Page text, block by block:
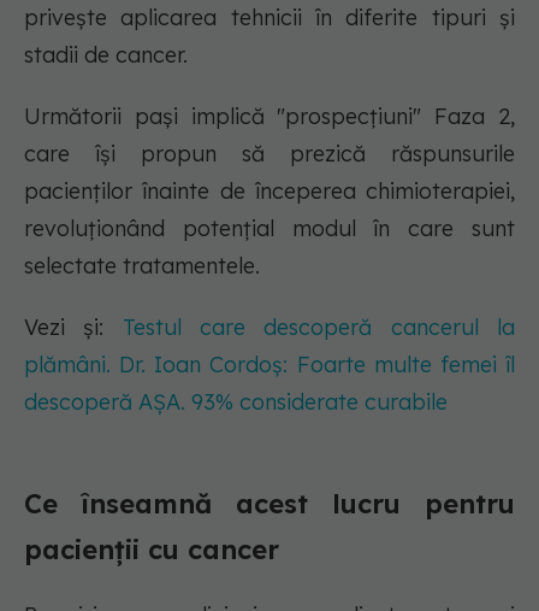
privește aplicarea tehnicii în diferite tipuri și
stadii de cancer.
Următorii pași implică "prospecțiuni" Faza 2,
care își propun să prezică răspunsurile
pacienților înainte de începerea chimioterapiei,
revoluționând potențial modul în care sunt
selectate tratamentele.
Vezi și: Testul care descoperă cancerul la
plămâni. Dr. Ioan Cordoș: Foarte multe femei îl
descoperă AȘA. 93% considerate curabile
Ce înseamnă acest lucru pentru
pacienții cu cancer